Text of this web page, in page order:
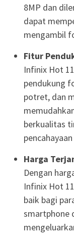
8MP dan
dapat
mengambil
Fitur
Infinix Hot
pendukung
potret, dan
berkualitas
Harga
Dengan
Infinix Hot
baik bagi
smartphone